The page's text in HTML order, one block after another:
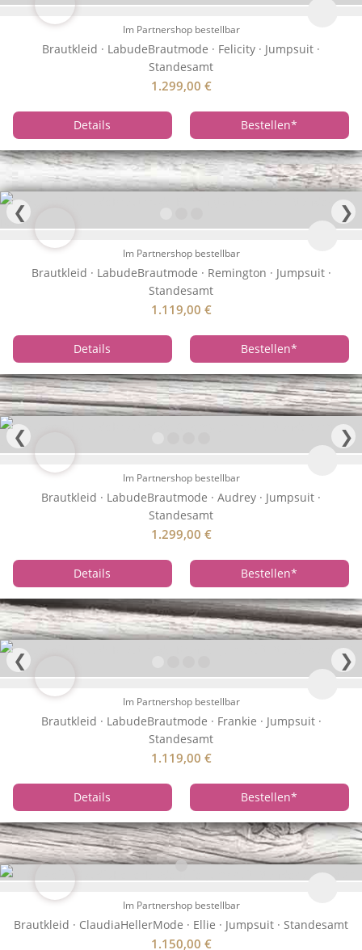
Im Partnershop bestellbar
Brautkleid · LabudeBrautmode · Felicity · Jumpsuit ·
Standesamt
1.299,00 €
Details Bestellen*
❮ ❯
Im Partnershop bestellbar
Brautkleid · LabudeBrautmode · Remington · Jumpsuit ·
Standesamt
1.119,00 €
Details Bestellen*
❮ ❯
Im Partnershop bestellbar
Brautkleid · LabudeBrautmode · Audrey · Jumpsuit ·
Standesamt
1.299,00 €
Details Bestellen*
❮ ❯
Im Partnershop bestellbar
Brautkleid · LabudeBrautmode · Frankie · Jumpsuit ·
Standesamt
1.119,00 €
Details Bestellen*
Im Partnershop bestellbar
Brautkleid · ClaudiaHellerMode · Ellie · Jumpsuit · Standesamt
1.150,00 €